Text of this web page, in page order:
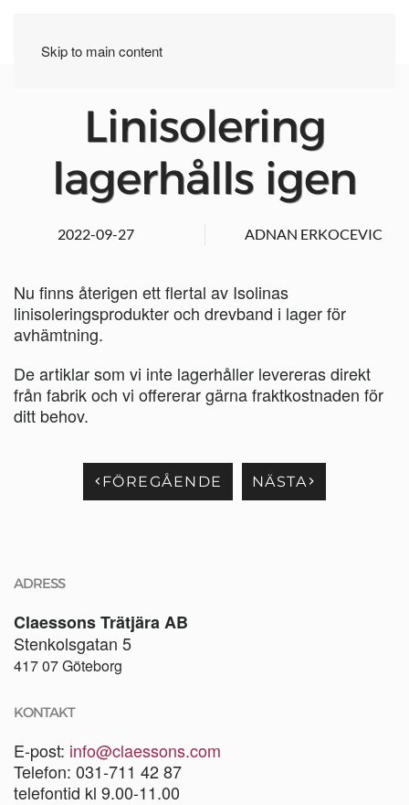
Skip to main content
Linisolering
lagerhålls igen
2022-09-27 ADNAN ERKOCEVIC
Nu finns återigen ett flertal av Isolinas
linisoleringsprodukter och drevband i lager för
avhämtning.
De artiklar som vi inte lagerhåller levereras direkt
från fabrik och vi offererar gärna fraktkostnaden för
ditt behov.
FÖREGÅENDE NÄSTA
ADRESS
Claessons Trätjära AB
Stenkolsgatan 5
417 07 Göteborg
KONTAKT
E-post: info@claessons.com
Telefon: 031-711 42 87
telefontid kl 9.00-11.00